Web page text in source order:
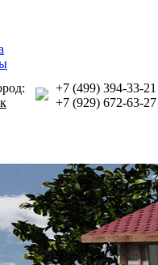
+7 (499) 394-33-21
+7 (929) 672-63-27